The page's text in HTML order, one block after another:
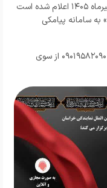
مهلت ثبت‌نام در این مدرسه تابستانه تا ۵ تیرماه ۱۴۰۵ اعلام شده است
به سامانه پیامکی
همچنین برای دریافت اطلاعات بیشتر، شماره ۰۹۰۱۹۵۸۲۰۹۰ از سوی